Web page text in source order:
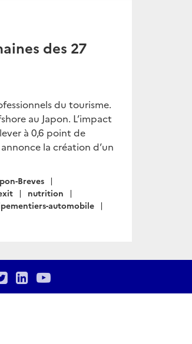
des 27
du tourisme.
au Japon. L’impact
à 0,6 point de
la création d’un
Breves
nutrition
automobile
TwitterLinkedIn
Youtube